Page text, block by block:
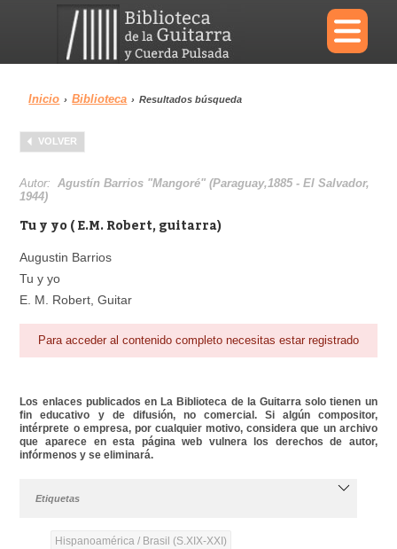
×
Menu
Biblioteca Diccionario
Inicio › Biblioteca › Resultados búsqueda
VOLVER
Autor:Agustín Barrios "Mangoré" (Paraguay,1885 - El Salvador,
1944)
Tu y yo ( E.M. Robert, guitarra)
Augustin Barrios
Tu y yo
E. M. Robert, Guitar
Para acceder al contenido completo necesitas estar registrado
Los enlaces publicados en La Biblioteca de la Guitarra solo tienen un
fin educativo y de difusión, no comercial. Si algún compositor,
intérprete o empresa, por cualquier motivo, considera que un archivo
que aparece en esta página web vulnera los derechos de autor,
infórmenos y se eliminará.
Etiquetas
Hispanoamérica / Brasil (S.XIX-XXI)